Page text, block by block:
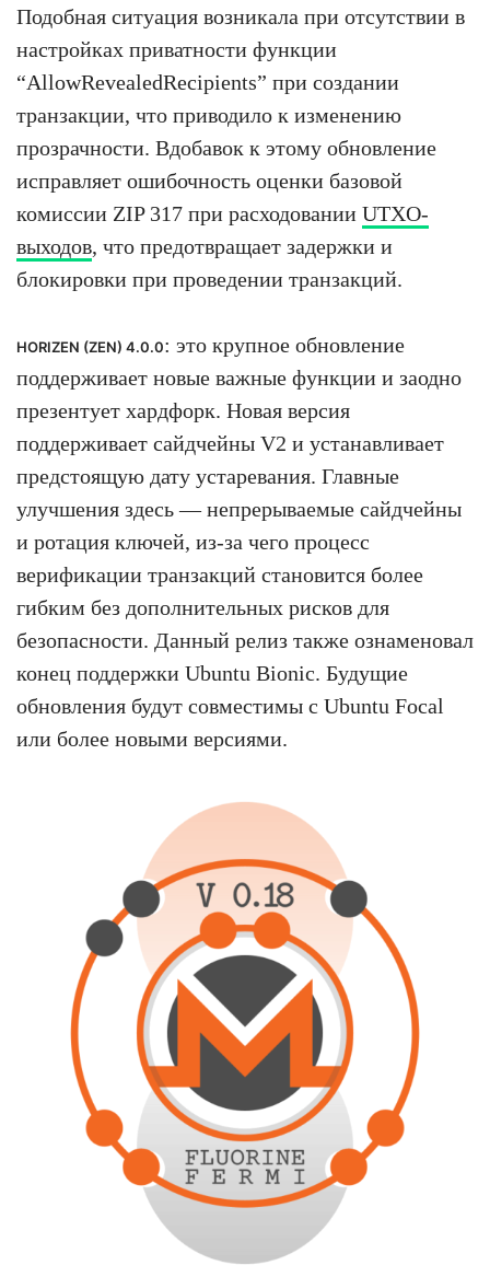
Подобная ситуация возникала при отсутствии в
настройках приватности функции
“AllowRevealedRecipients” при создании
транзакции, что приводило к изменению
прозрачности. Вдобавок к этому обновление
исправляет ошибочность оценки базовой
комиссии ZIP 317 при расходовании UTXO-
выходов, что предотвращает задержки и
блокировки при проведении транзакций.
HORIZEN (ZEN) 4.0.0: это крупное обновление
поддерживает новые важные функции и заодно
презентует хардфорк. Новая версия
поддерживает сайдчейны V2 и устанавливает
предстоящую дату устаревания. Главные
улучшения здесь — непрерываемые сайдчейны
и ротация ключей, из-за чего процесс
верификации транзакций становится более
гибким без дополнительных рисков для
безопасности. Данный релиз также ознаменовал
конец поддержки Ubuntu Bionic. Будущие
обновления будут совместимы с Ubuntu Focal
или более новыми версиями.